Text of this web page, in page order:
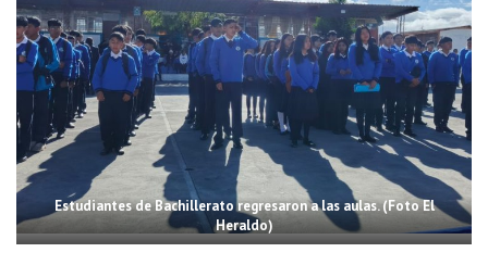
Estudiantes de Bachillerato regresaron a las aulas. (Foto El
Heraldo)